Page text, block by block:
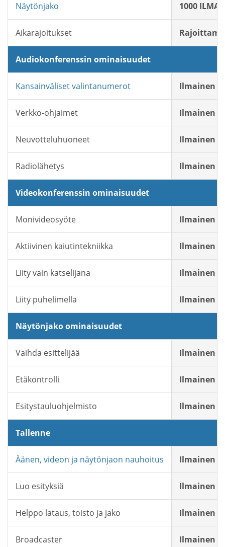
Näytönjako 1000
Aikarajoitukset
Audiokonferenssin ominaisuudet
Kansainväliset valintanumerot Ilmainen
Verkko-ohjaimet Ilmainen
Neuvotteluhuoneet Ilmainen
Radiolähetys Ilmainen
Videokonferenssin ominaisuudet
Monivideosyöte Ilmainen
Aktiivinen kaiutintekniikka Ilmainen
Liity vain katselijana Ilmainen
Liity puhelimella Ilmainen
Näytönjako ominaisuudet
Vaihda esittelijää Ilmainen
Etäkontrolli Ilmainen
Esitystauluohjelmisto Ilmainen
Tallenne
Äänen, videon ja näytönjaon nauhoitus Ilmainen
Luo esityksiä Ilmainen
Helppo lataus, toisto ja jako Ilmainen
Broadcaster Ilmainen